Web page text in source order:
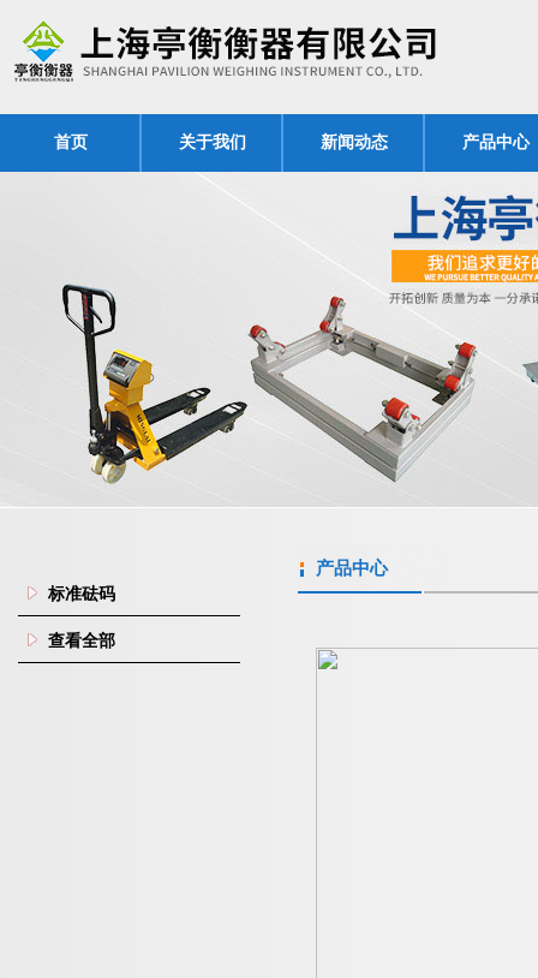
首页 关于我们 新闻动态 产品中心
标准砝码
查看全部
产品中心